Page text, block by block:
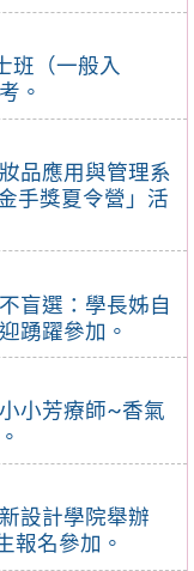
班（一般入
。
品應用與管理系
手獎夏令營」活
盲選：學長姊自
踴躍參加。
小芳療師~香氣
設計學院舉辦
報名參加。